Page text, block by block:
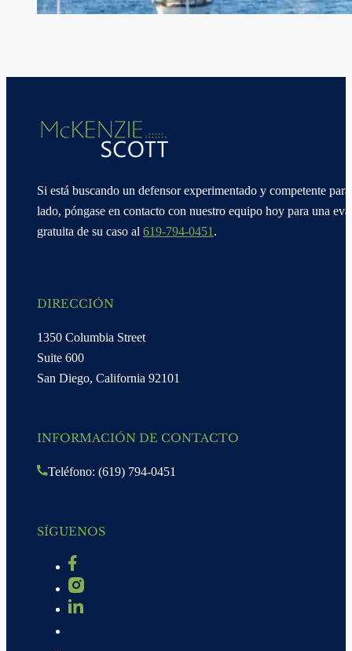
Si está buscando un defensor experimentado y competente
lado, póngase en contacto con nuestro equipo hoy para una
gratuita de su caso al 619-794-0451.
DIRECCIÓN
1350 Columbia Street
Suite 600
San Diego, California 92101
INFORMACIÓN DE CONTACTO
Teléfono: (619) 794-0451
SÍGUENOS